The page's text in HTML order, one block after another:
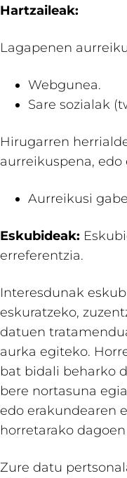
Hartzaileak:
Lagapenen
Webgunea.
Sare sozialak
Hirugarren
aurreikuspena, edo
Aurreikusi
Eskubideak:
erreferentzia.
Interesdunak
eskuratzeko,
datuen
aurka egiteko.
bat bidali beharko
bere nortasuna
edo erakundearen
horretarako
Zure datu